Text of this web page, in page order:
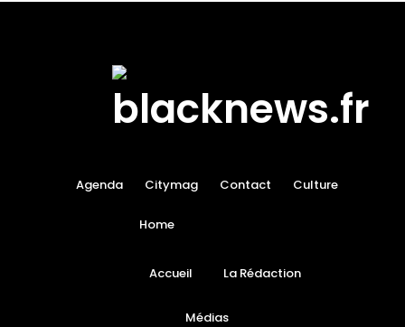
Agenda Citymag Contact Culture
Home
Accueil La Rédaction
Médias